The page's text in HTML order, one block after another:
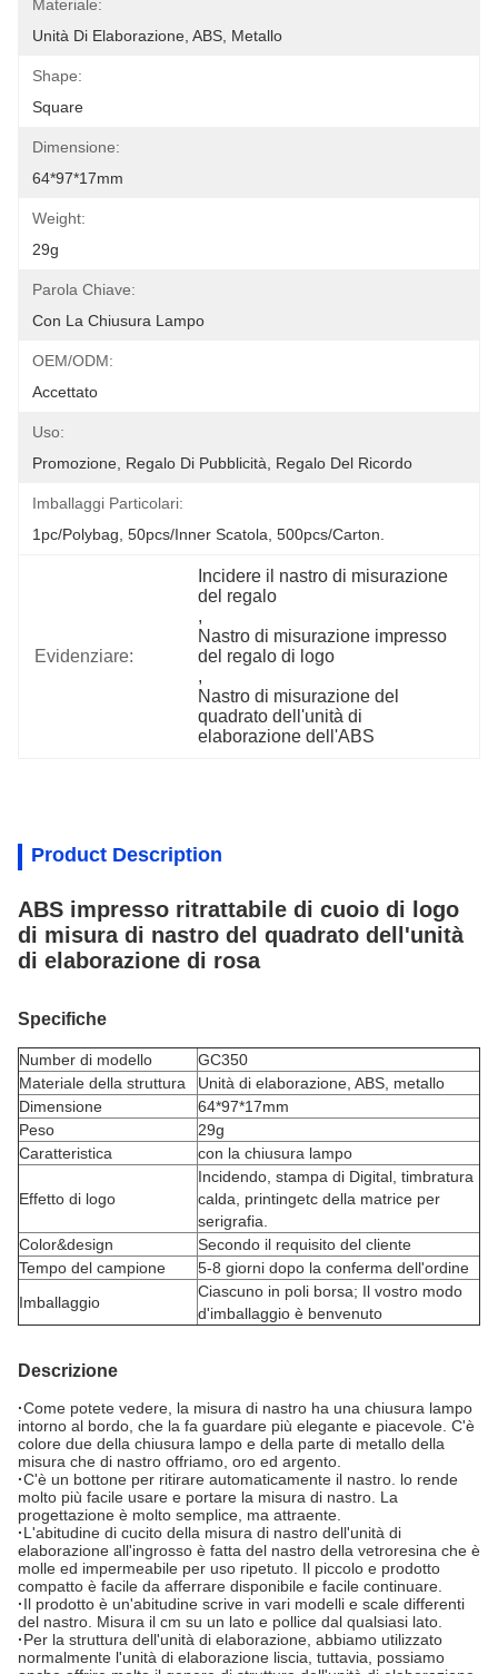
Materiale:
Unità Di Elaborazione, ABS, Metallo
Shape:
Square
Dimensione:
64*97*17mm
Weight:
29g
Parola Chiave:
Con La Chiusura Lampo
OEM/ODM:
Accettato
Uso:
Promozione, Regalo Di Pubblicità, Regalo Del Ricordo
Imballaggi Particolari:
1pc/polybag, 50pcs/inner Scatola, 500pcs/carton.
Evidenziare:
Incidere il nastro di misurazione
del regalo
,
Nastro di misurazione impresso
del regalo di logo
,
Nastro di misurazione del
quadrato dell'unità di
elaborazione dell'ABS
Product Description
ABS impresso ritrattabile di cuoio di logo
di misura di nastro del quadrato dell'unità
di elaborazione di rosa
Specifiche
Number di modello
GC350
Materiale della struttura
Unità di elaborazione, ABS, metallo
Dimensione
64*97*17mm
Peso
29g
Caratteristica
con la chiusura lampo
Effetto di logo
Incidendo, stampa di Digital, timbratura
calda, printingetc della matrice per
serigrafia.
Color&design
Secondo il requisito del cliente
Tempo del campione
5-8 giorni dopo la conferma dell'ordine
Imballaggio
Ciascuno in poli borsa; Il vostro modo
d'imballaggio è benvenuto
Descrizione
·Come potete vedere, la misura di nastro ha una chiusura lampo
intorno al bordo, che la fa guardare più elegante e piacevole. C'è
colore due della chiusura lampo e della parte di metallo della
misura che di nastro offriamo, oro ed argento.
·C'è un bottone per ritirare automaticamente il nastro. lo rende
molto più facile usare e portare la misura di nastro. La
progettazione è molto semplice, ma attraente.
·L'abitudine di cucito della misura di nastro dell'unità di
elaborazione all'ingrosso è fatta del nastro della vetroresina che è
molle ed impermeabile per uso ripetuto. Il piccolo e prodotto
compatto è facile da afferrare disponibile e facile continuare.
·Il prodotto è un'abitudine scrive in vari modelli e scale differenti
del nastro. Misura il cm su un lato e pollice dal qualsiasi lato.
·Per la struttura dell'unità di elaborazione, abbiamo utilizzato
normalmente l'unità di elaborazione liscia, tuttavia, possiamo